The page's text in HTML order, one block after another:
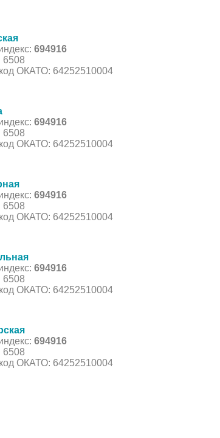
694916
ОКАТО: 64252510004
694916
ОКАТО: 64252510004
694916
ОКАТО: 64252510004
694916
ОКАТО: 64252510004
694916
ОКАТО: 64252510004